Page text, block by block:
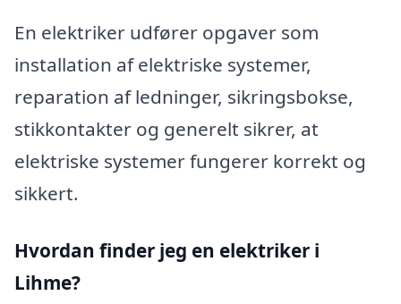
En elektriker udfører opgaver som
installation af elektriske systemer,
reparation af ledninger, sikringsbokse,
stikkontakter og generelt sikrer, at
elektriske systemer fungerer korrekt og
sikkert.
Hvordan finder jeg en elektriker i
Lihme?